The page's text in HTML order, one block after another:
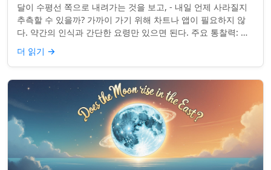
달이 수평선 쪽으로 내려가는 것을 보고, - 내일 언제 사라질지
추측할 수 있을까? 가까이 가기 위해 차트나 앱이 필요하지 않
다. 약간의 인식과 간단한 요령만 있으면 된다. 주요 통찰력: 오
늘의 달 뜨는 시간을 알고...
더 읽기 →